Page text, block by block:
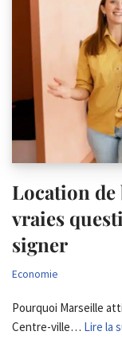
Location de
vraies
signer
Economie
Pourquoi Marseille
Centre-ville… Lire la